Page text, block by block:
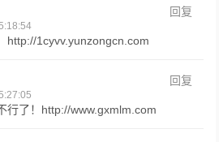
回复
http://1cyvv.yunzongcn.com
回复
行了！http://www.gxmlm.com